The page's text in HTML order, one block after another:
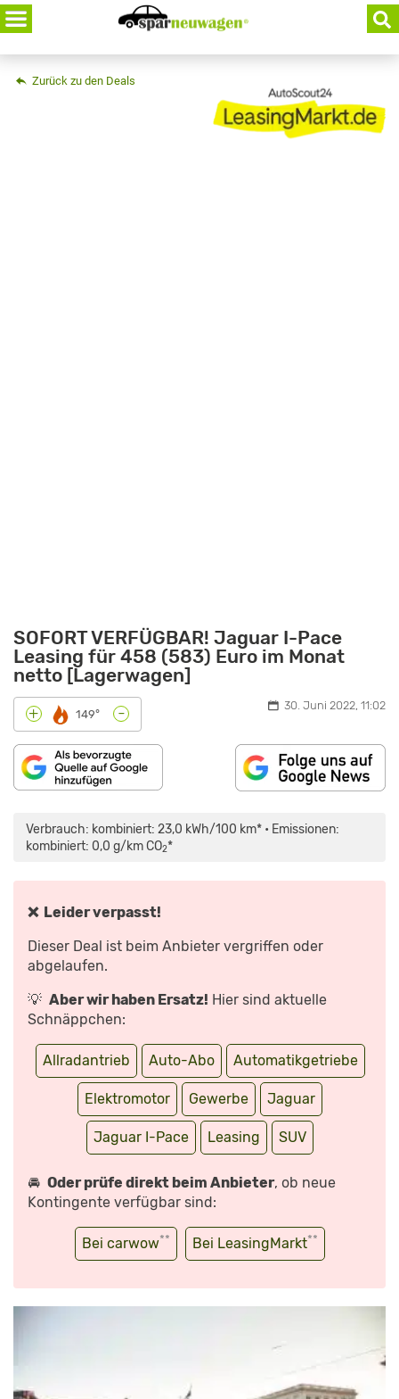
Skip
to
content
Zurück zu den Deals
SOFORT VERFÜGBAR! Jaguar I-Pace
Leasing für 458 (583) Euro im Monat
netto [Lagerwagen]
+ 149° - 30. Juni 2022, 11:02
Verbrauch: kombiniert: 23,0 kWh/100 km* • Emissionen:
kombiniert: 0,0 g/km CO2*
❌ Leider verpasst!
Dieser Deal ist beim Anbieter vergriffen oder
abgelaufen.
💡 Aber wir haben Ersatz! Hier sind aktuelle
Schnäppchen:
Allradantrieb Auto-Abo Automatikgetriebe
Elektromotor Gewerbe Jaguar
Jaguar I-Pace Leasing SUV
🚘 Oder prüfe direkt beim Anbieter, ob neue
Kontingente verfügbar sind:
Bei carwow** Bei LeasingMarkt**
MAPS.GOOGLE.DE
ANZEIGEN
PACE
TESTFAHRT
VON
YOUTUBE